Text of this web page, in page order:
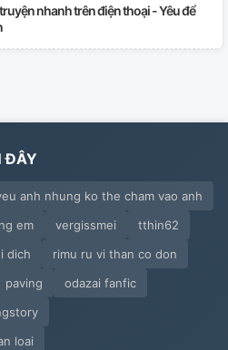
nhanh trên điện thoại - Yêu để
ĐÂY
anh nhung ko the cham vao anh
em vergissmei
tthin62
dich
rimu ru vi than co don
paving
odazai fanfic
loai